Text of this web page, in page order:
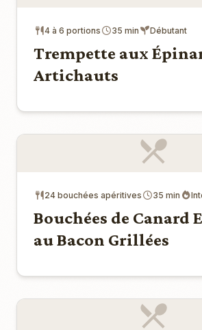
4 à 6 portions 35 min Débutant
Trempette aux
Artichauts
24 bouchées apéritives 35 min
Bouchées de Canard
au Bacon Grillées